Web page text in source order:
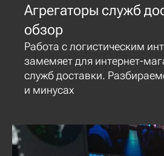
Агрегаторы служб
обзор
Работа с логистическим
замемяет для интернет-
служб доставки.
и минусах